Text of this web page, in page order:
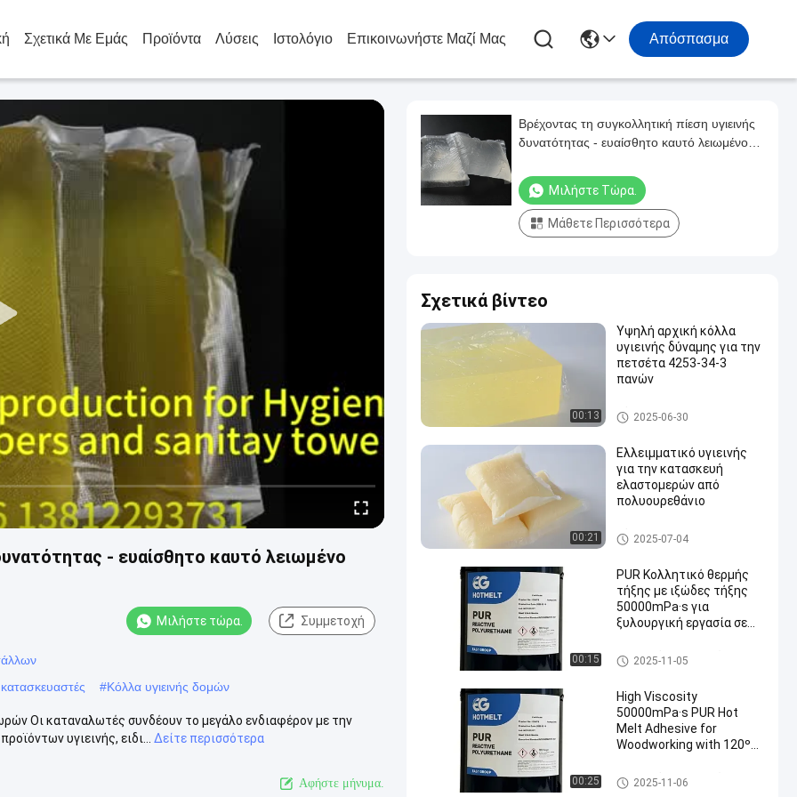
Σχετικά Με Εμάς Προϊόντα Λύσεις Ιστολόγιο Επικοινωνήστε Μαζί Μας Απόσπασμα
- ευαίσθητο καυτό λειωμένο
Μιλήστε τώρα. Συμμετοχή
#Κόλλα υγιεινής δομών
Οι καταναλωτές συνδέουν το μεγάλο ενδιαφέρον με την
υγιεινής, ειδι...
Δείτε περισσότερα
Αφήστε μήνυμα.
Βρέχοντας τη συγκολλητική πίεση υγιεινής
δυνατότητας - ευαίσθητο καυτό λειωμένο
Μιλήστε Τώρα.
Μάθετε Περισσότερα
Σχετικά βίντεο
00:13
Υψηλή αρχική κόλλα
υγιεινής δύναμης για την
πετσέτα 4253-34-3
πανών
Κόλλα υγιεινής
2025-06-30
00:21
Ελλειμματικό υγιεινής
για την κατασκευή
ελαστομερών από
πολυουρεθάνιο
Κόλλα υγιεινής
2025-07-04
00:15
PUR Κολλητικό θερμής
τήξης με ιξώδες τήξης
50000mPa·s για
ξυλουργική εργασία σε
λειτουργίας 120oC-
140oC και σημείο
Καυτή κόλλα λειωμένων μετ
άλλων ξυλουργικής
2025-11-05
00:25
High Viscosity
50000mPa·s PUR Hot
Melt Adhesive for
Woodworking with 120ºC-
Temperature and 78 ± 5
ºC Softening Point
Καυτή κόλλα λειωμένων μετ
άλλων ξυλουργικής
2025-11-06